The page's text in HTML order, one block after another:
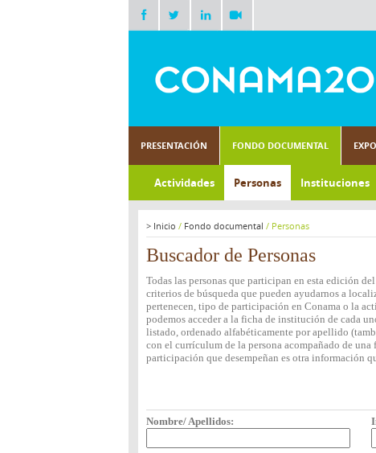
PRESENTACIÓN FONDO DOCUMENTAL
Actividades Personas Instituciones
> Inicio / Fondo documental / Personas
Buscador de Personas
Todas las personas que participan en esta edición
criterios de búsqueda que pueden ayudarnos a
pertenecen, tipo de participación en Conama o la
podemos acceder a la ficha de institución de cada
listado, ordenado alfabéticamente por apellido
con el currículum de la persona acompañado de
participación que desempeñan es otra información
Nombre/ Apellidos: